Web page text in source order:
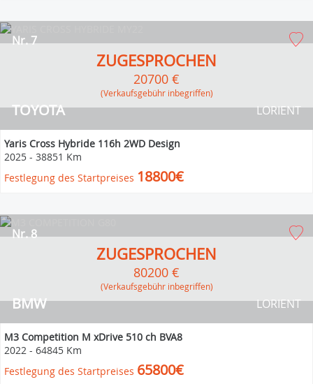
TOYOTA
Nr. 7
LORIENT
ZUGESPROCHEN
20700 €
(Verkaufsgebühr inbegriffen)
Yaris Cross Hybride 116h 2WD Design
2025 - 38851 Km
Festlegung des Startpreises 18800€
BMW
Nr. 8
LORIENT
ZUGESPROCHEN
80200 €
(Verkaufsgebühr inbegriffen)
M3 Competition M xDrive 510 ch BVA8
2022 - 64845 Km
Festlegung des Startpreises 65800€